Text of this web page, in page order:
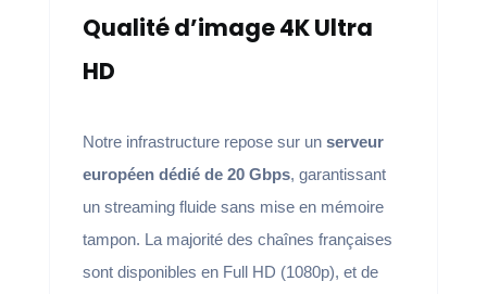
Qualité d’image 4K Ultra
HD
Notre infrastructure repose sur un serveur
européen dédié de 20 Gbps, garantissant
un streaming fluide sans mise en mémoire
tampon. La majorité des chaînes françaises
sont disponibles en Full HD (1080p), et de